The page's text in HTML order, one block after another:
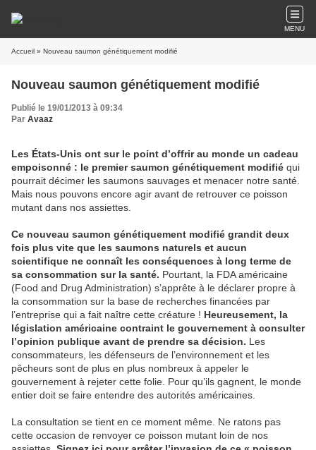
MENU
Accueil » Nouveau saumon génétiquement modifié
Nouveau saumon génétiquement modifié
Publié le 19/01/2013 à 09:34
Par Avaaz
Les États-Unis ont sur le point d’offrir au monde un cadeau
empoisonné : le premier saumon génétiquement modifié qui
pourrait décimer les saumons sauvages et menacer notre santé.
Mais nous pouvons encore agir avant de retrouver ce poisson
mutant dans nos assiettes.
Ce nouveau saumon génétiquement modifié grandit deux
fois plus vite que les saumons naturels et aucun
scientifique ne connaît les conséquences à long terme de
sa consommation sur la santé. Pourtant, la FDA américaine
(Food and Drug Administration) s’apprête à le déclarer propre à
la consommation sur la base de recherches financées par
l’entreprise qui a fait naître cette créature ! Heureusement, la
législation américaine contraint le gouvernement à consulter
l’opinion publique avant de prendre sa décision. Les
consommateurs, les défenseurs de l’environnement et les
pêcheurs sont de plus en plus nombreux à appeler le
gouvernement à rejeter cette folie. Pour qu’ils gagnent, le monde
entier doit se faire entendre des autorités américaines.
La consultation se tient en ce moment même. Ne ratons pas
cette occasion de renvoyer ce poisson mutant loin de nos